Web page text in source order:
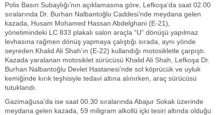
Polis Basın Subaylığı’nın açıklamasına göre, Lefkoşa’da saat 02.00
sıralarında Dr. Burhan Nalbantoğlu Caddesi’nde meydana gelen
kazada, Husam Mohamed Hassan Abdelghani (E-21),
yönetimindeki LC 833 plakalı salon araçla “U” dönüşü yapılmaz
levhasına rağmen dönüş yapmaya çalıştığı sırada, aynı yönde
seyreden Khalid Ali Shah’ın (E-22) kullandığı motosikletle çarpıştı.
Kazada yaralanan motosiklet sürücüsü Khalid Ali Shah, Lefkoşa Dr.
Burhan Nalbantoğlu Devlet Hastanesi’nde sol köprücük ve uyluk
kemiğinde kırık teşhisiyle tedavi altına alınırken, araç sürücüsü
tutuklandı.
Gazimağusa’da ise saat 00.30 sıralarında Abajur Sokak üzerinde
meydana gelen kazada, 59 miligram alkollü içki tesiri altında olduğu